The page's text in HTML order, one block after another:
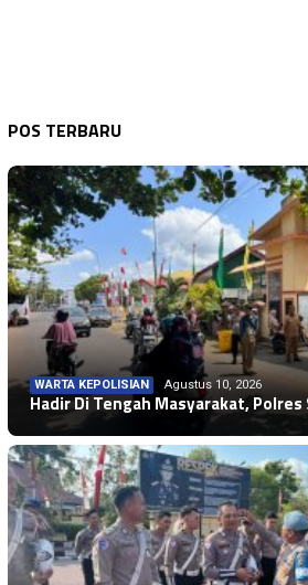
POS TERBARU
Polsek Danau Sembuluh Hadiri
WARTA KEPOLISIAN Agustus 10, 2026
Hadir Di Tengah Masyarakat,